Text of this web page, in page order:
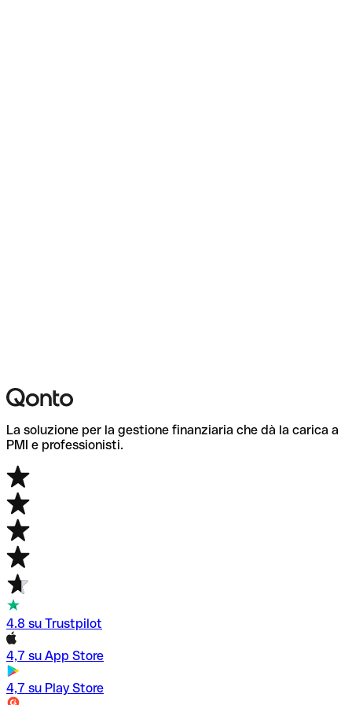
La soluzione per la gestione finanziaria che dà la carica a
PMI e professionisti.
4.8 su Trustpilot
4,7 su App Store
4,7 su Play Store